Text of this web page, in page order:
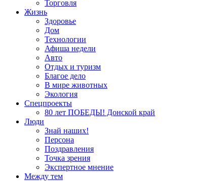
Торговля
Жизнь
Здоровье
Дом
Технологии
Афиша недели
Авто
Отдых и туризм
Благое дело
В мире животных
Экология
Спецпроекты
80 лет ПОБЕДЫ! Донской край
Люди
Знай наших!
Персона
Поздравления
Точка зрения
Экспертное мнение
Между тем